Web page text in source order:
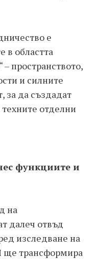
е
в областта
пространството,
и силните
за да създадат
отделни
функциите и
на
далеч отвъд
изследване на
ще трансформира